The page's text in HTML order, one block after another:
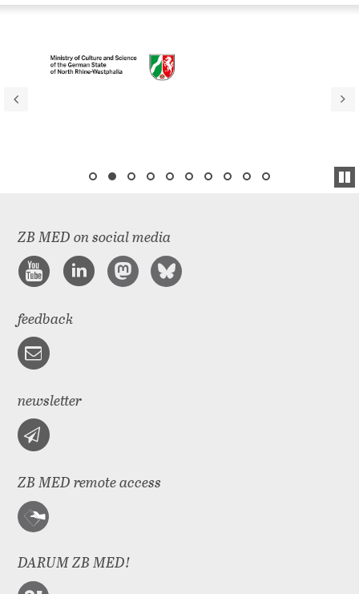
ZB MED on social media
feedback
newsletter
ZB MED remote access
DARUM ZB MED!